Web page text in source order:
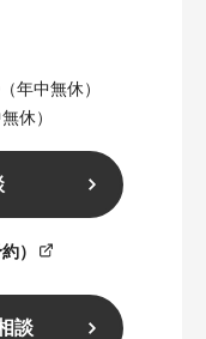
年中無休）
休）
）
談